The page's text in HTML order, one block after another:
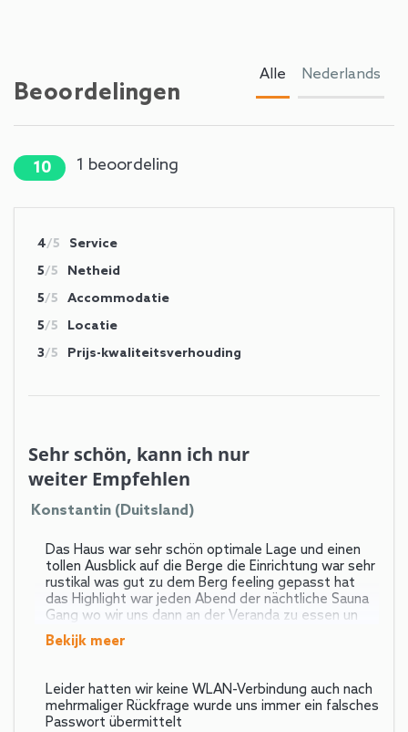
Beoordelingen
10 1 beoordeling
Alle Nederlands
4/5
Service
5/5
Netheid
5/5
Accommodatie
5/5
Locatie
3/5 Prijs-kwaliteitsverhouding
Sehr schön, kann ich nur
weiter Empfehlen
Konstantin (Duitsland)
Das Haus war sehr schön optimale Lage und einen
tollen Ausblick auf die Berge die Einrichtung war sehr
rustikal was gut zu dem Berg feeling gepasst hat
das Highlight war jeden Abend der nächtliche Sauna
Gang wo wir uns dann an der Veranda zu essen un
bekijk meer
Leider hatten wir keine WLAN-Verbindung auch nach
mehrmaliger Rückfrage wurde uns immer ein falsches
Passwort übermittelt